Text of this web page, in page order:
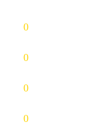
0
0
0
0